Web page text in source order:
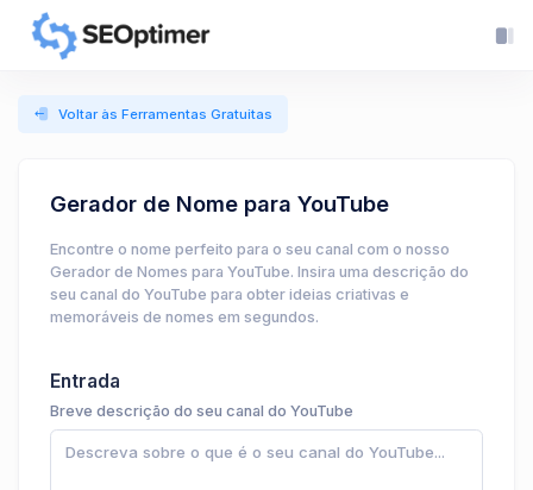
Voltar às Ferramentas Gratuitas
Gerador de Nome para YouTube
Encontre o nome perfeito para o seu canal com o nosso
Gerador de Nomes para YouTube. Insira uma descrição do
seu canal do YouTube para obter ideias criativas e
memoráveis de nomes em segundos.
Entrada
Breve descrição do seu canal do YouTube